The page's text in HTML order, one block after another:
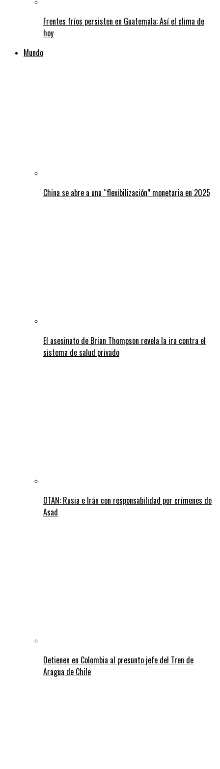
Frentes fríos persisten en Guatemala: Así el clima de
hoy
Mundo
China se abre a una “flexibilización” monetaria en 2025
El asesinato de Brian Thompson revela la ira contra el
sistema de salud privado
OTAN: Rusia e Irán con responsabilidad por crímenes de
Asad
Detienen en Colombia al presunto jefe del Tren de
Aragua de Chile